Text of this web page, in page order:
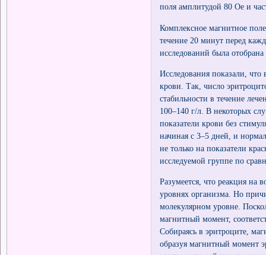
поля амплитудой 80 Oe и
Комплексное магнитное
течение 20 минут перед
исследований была
Исследования показали, что
крови. Так, число
стабильности в течение
100–140 г/л. В некоторых
показатели крови без
начиная с 3–5 дней, и
не только на показатели
исследуемой группе по
Разумеется, что реакция на
уровнях организма. Но
молекулярном уровне.
магнитный момент,
Собираясь в эритроците,
образуя магнитный момент